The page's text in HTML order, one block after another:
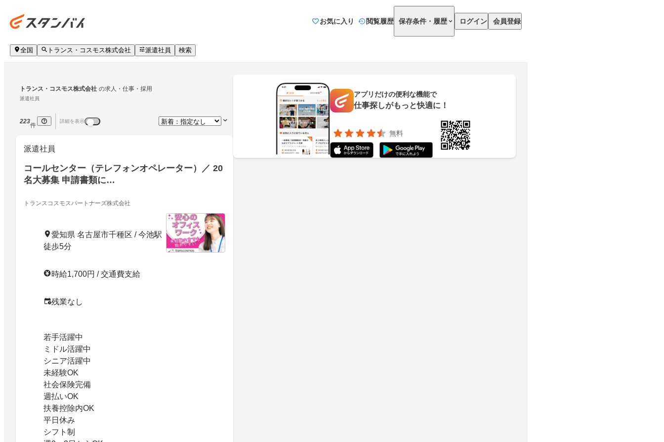
お気に入り 閲覧履歴 保存条件・履歴 ログイン 会員登録
全国 トランス・コスモス株式会社 派遣社員 検索
トランス・コスモス株式会社 の求人・仕事・採用
派遣社員
223
件
詳細を表示
派遣社員
コールセンター（テレフォンオペレーター）／ 20
名大募集 申請書類に…
トランスコスモスパートナーズ株式会社
愛知県 名古屋市千種区 / 今池駅
徒歩5分
時給1,700円 / 交通費支給
残業なし
若手活躍中
ミドル活躍中
シニア活躍中
未経験OK
社会保険完備
週払いOK
扶養控除内OK
平日休み
シフト制
アプリだけの便利な機能で
仕事探しがもっと快適に！
無料